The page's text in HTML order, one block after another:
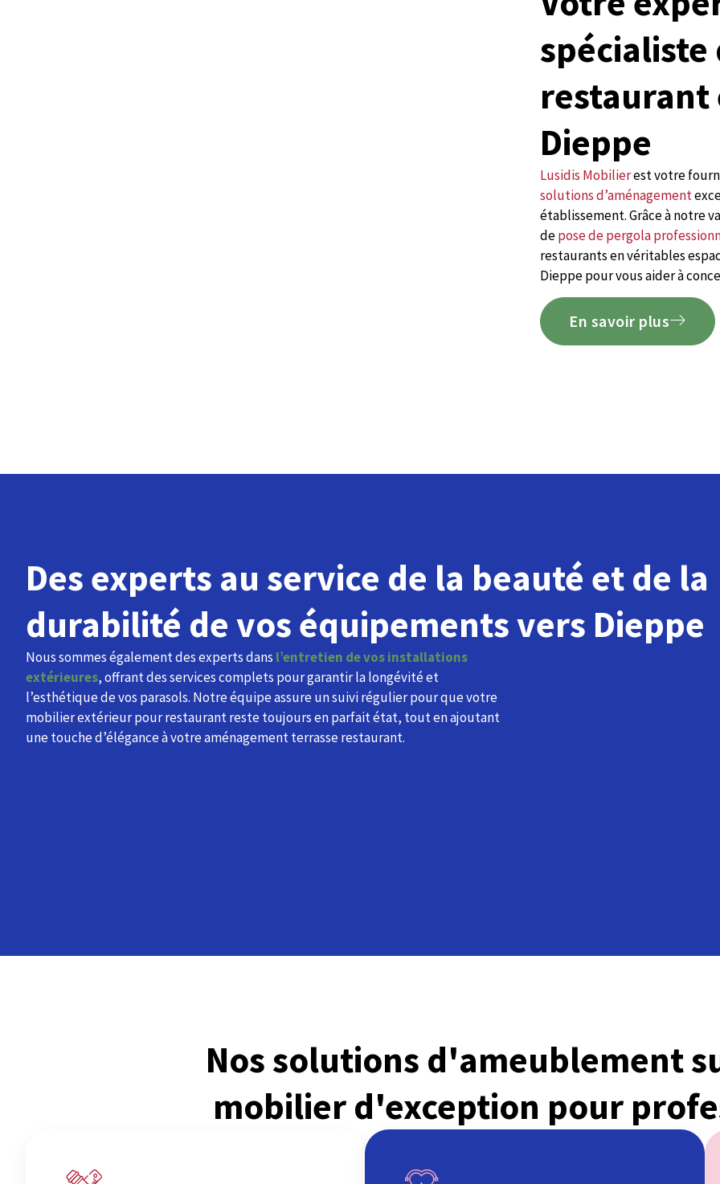
Dieppe
Lusidis Mobilierest votre
solutions d’aménagement
établissement. Grâce à notre
depose de pergola
restaurants en véritables
Dieppe pour vous aider à
En savoir plus
Des experts au service de la beauté et de la
durabilité de vos équipements vers Dieppe
Nous sommes également des experts dans l’entretien de vos installations
extérieures, offrant des services complets pour garantir la longévité et
l’esthétique de vos parasols. Notre équipe assure un suivi régulier pour que votre
mobilier extérieur pour restaurant reste toujours en parfait état, tout en ajoutant
une touche d’élégance à votre aménagement terrasse restaurant.
Nos solutions d'ameublement
mobilier d'exception pour